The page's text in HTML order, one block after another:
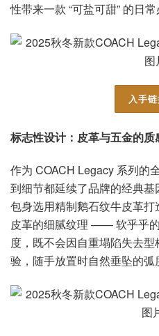
性带来一款 “可盐可甜” 的日常
入手
标志性设计：皮革与五金的质
作为 COACH Legacy 系列的
到细节都延续了品牌的经典基
包身选用精制鹅石纹牛皮革
皮革的细腻纹理 —— 软乎乎
度，既不会因自重塌陷失去
验，随手放置时自然垂坠的弧